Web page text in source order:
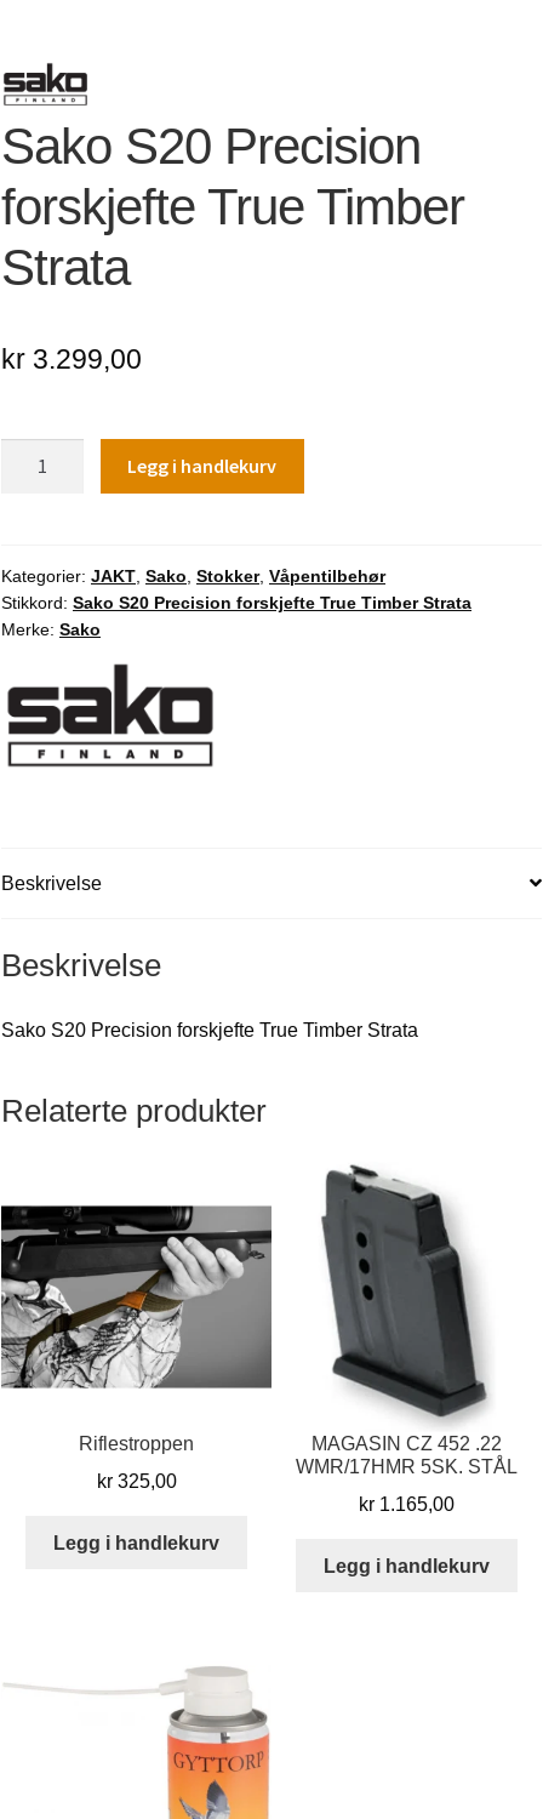
Sako S20 Precision
forskjefte True Timber
Strata
kr 3.299,00
True
Timber
Strata
Legg i handlekurv
Kategorier: JAKT Sako Stokker, Våpentilbehør
Stikkord: Sako S20 Precision forskjefte True Timber Strata
Merke: Sako
Beskrivelse
Beskrivelse
Sako S20 Precision forskjefte True Timber Strata
Relaterte produkter
Riflestroppen
kr325,00
Legg i handlekurv
MAGASIN CZ 452 .22
WMR/17HMR 5SK. STÅL
kr 1.165,00
Legg i handlekurv